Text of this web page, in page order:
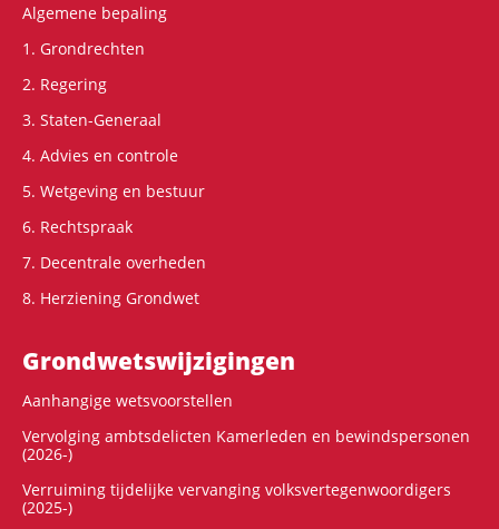
Algemene bepaling
1. Grondrechten
2. Regering
3. Staten-Generaal
4. Advies en controle
5. Wetgeving en bestuur
6. Rechtspraak
7. Decentrale overheden
8. Herziening Grondwet
Grondwets­wijzigingen
Aanhangige wetsvoorstellen
Vervolging ambtsdelicten Kamerleden en bewindspersonen
(2026-)
Verruiming tijdelijke vervanging volksvertegenwoordigers
(2025-)